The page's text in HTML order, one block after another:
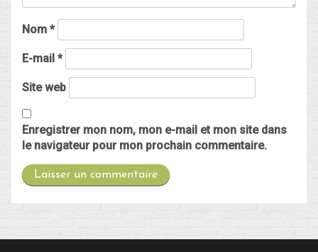
Nom *
E-mail *
Site web
Enregistrer mon nom, mon e-mail et mon site dans
le navigateur pour mon prochain commentaire.